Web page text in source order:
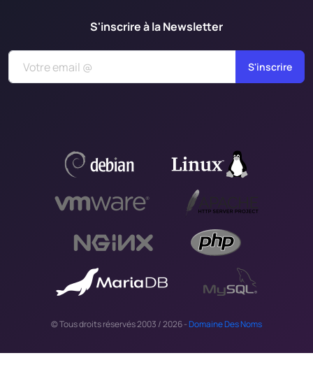
S'inscrire à la Newsletter
S'inscrire
© Tous droits réservés 2003 / 2026 -Domaine Des Noms